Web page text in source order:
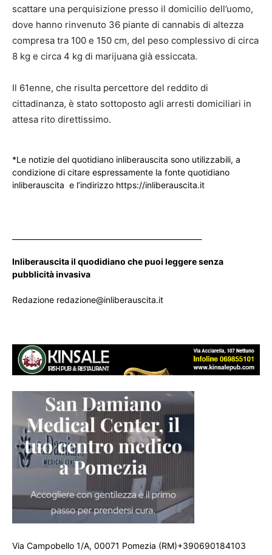
scattare una perquisizione presso il domicilio dell’uomo,
dove hanno rinvenuto 36 piante di cannabis di altezza
compresa tra 100 e 150 cm, del peso complessivo di circa
8 kg e circa 4 kg di marijuana già essiccata.
Il 61enne, che risulta percettore del reddito di
cittadinanza, è stato sottoposto agli arresti domiciliari in
attesa rito direttissimo.
*Le notizie del quotidiano inliberauscita sono utilizzabili, a
condizione di citare espressamente la fonte quotidiano
inliberauscita e l’indirizzo https://inliberauscita.it
Inliberauscita il quodidiano che puoi leggere senza
pubblicità invasiva
Redazione redazione@inliberauscita.it
Via Campobello 1/A, 00071 Pomezia (RM)+390690184103